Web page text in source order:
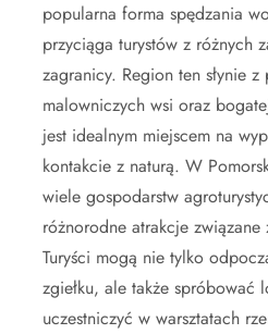
popularna forma spędzania
przyciąga turystów z różnych
zagranicy. Region ten słynie
malowniczych wsi oraz
jest idealnym miejscem na
kontakcie z naturą. W
wiele gospodarstw
różnorodne atrakcje
Turyści mogą nie tylko
zgiełku, ale także spróbować
uczestniczyć w warsztatach